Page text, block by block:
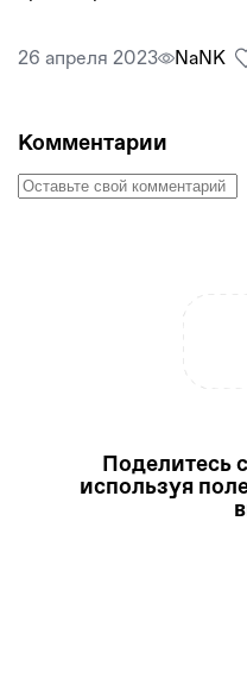
26 апреля 2023 NaNК
Комментарии
Поделитесь
используя